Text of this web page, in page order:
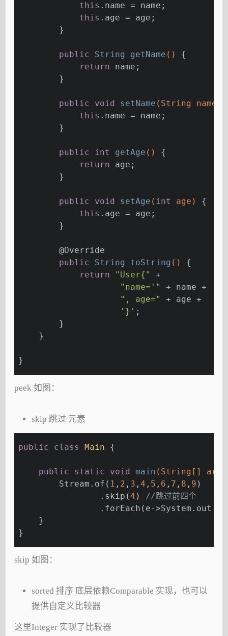
this .name = name;
this .age = age;
        }
public String getName ()
{
return name;
        }
public void setName (String name)
this .name = name;
        }
public int getAge ()
{
return age;
        }
public void setAge ( int age)
{
this .age = age;
        }
@Override
public String toString ()
{
return
"User{"
+
"name='"
+ name +
", age="
+ age +
'}' ;
        }
    }
}
peek 如图：
skip 跳过 元素
public class Main {
public static void main (String[]
        Stream.of(
1 , 2 , 3 ,4 , 5 , 6 , 7 , 8 , 9 )
                .skip(
4 )
//跳过前四个
.forEach(e-
    }
}
skip 如图：
sorted 排序 底层依赖Comparable 实现，也可以
提供自定义比较器
这里Integer 实现了比较器